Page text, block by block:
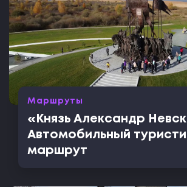
Маршруты
«Князь Александр
Автомобильный
маршрут